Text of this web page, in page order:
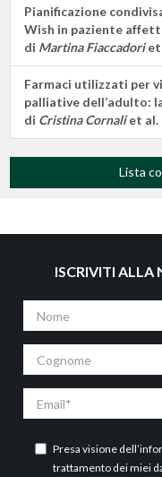
Pianificazione
Wish in paziente
di Martina Fiaccadoriet
Farmaci utilizzati per
palliative dell’adulto:
di Cristina Cornaliet al.
Lista
ISCRIVITI ALLA
Nome
Cognome
Email
Presa visione dell’
trattamento dei miei